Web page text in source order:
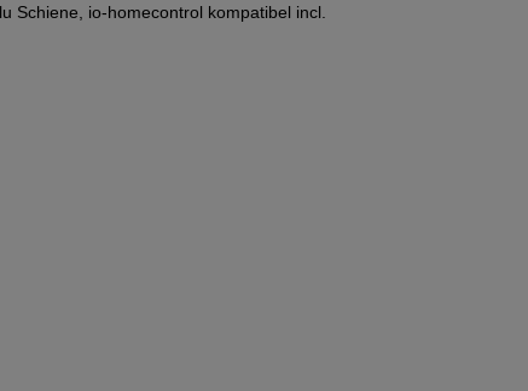
Schiene, io-homecontrol kompatibel incl.